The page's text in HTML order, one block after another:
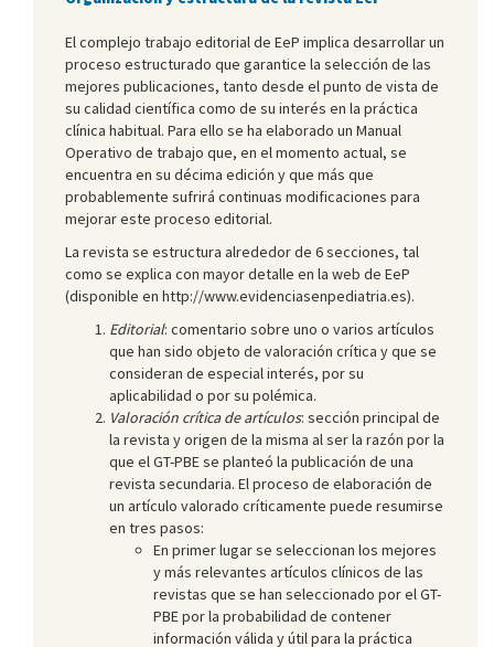
El complejo trabajo editorial de EeP implica desarrollar un
proceso estructurado que garantice la selección de las
mejores publicaciones, tanto desde el punto de vista de
su calidad científica como de su interés en la práctica
clínica habitual. Para ello se ha elaborado un Manual
Operativo de trabajo que, en el momento actual, se
encuentra en su décima edición y que más que
probablemente sufrirá continuas modificaciones para
mejorar este proceso editorial.
La revista se estructura alrededor de 6 secciones, tal
como se explica con mayor detalle en la web de EeP
(disponible en http://www.evidenciasenpediatria.es).
Editorial: comentario sobre uno o varios artículos
que han sido objeto de valoración crítica y que se
consideran de especial interés, por su
aplicabilidad o por su polémica.
Valoración crítica de artículos: sección principal de
la revista y origen de la misma al ser la razón por la
que el GT-PBE se planteó la publicación de una
revista secundaria. El proceso de elaboración de
un artículo valorado críticamente puede resumirse
en tres pasos:
En primer lugar se seleccionan los mejores
y más relevantes artículos clínicos de las
revistas que se han seleccionado por el GT-
PBE por la probabilidad de contener
información válida y útil para la práctica